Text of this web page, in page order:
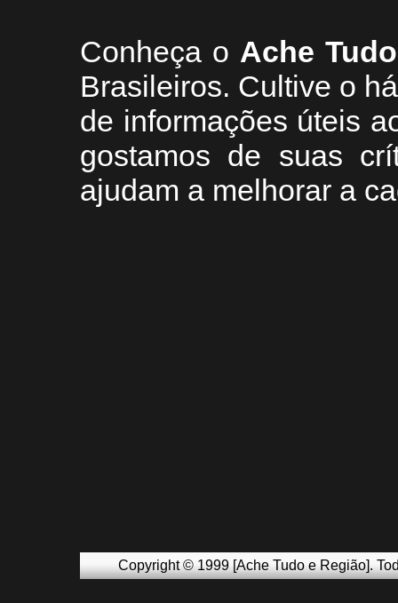
Conheça o Ache
Brasileiros. Cultive o
de informações úteis
gostamos de suas
ajudam a melhorar a
Copyright © 1999 [Ache Tudo e Região].